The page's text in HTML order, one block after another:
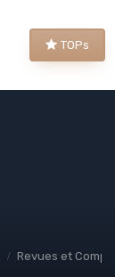
TOPs
Revues et